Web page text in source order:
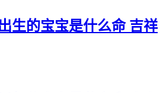
生的宝宝是什么命 吉祥